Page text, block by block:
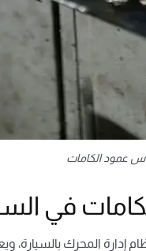
عمود الكامات
في
إدارة المحرك